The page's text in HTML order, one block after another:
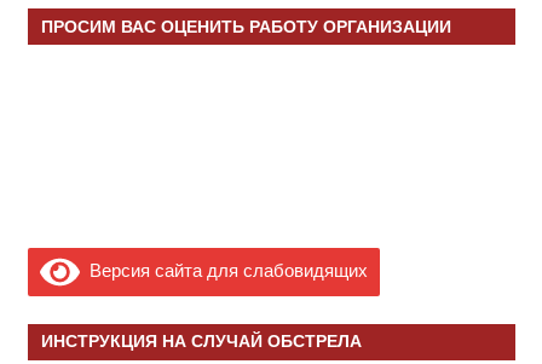
ПРОСИМ ВАС ОЦЕНИТЬ РАБОТУ ОРГАНИЗАЦИИ
Версия сайта для слабовидящих
ИНСТРУКЦИЯ НА СЛУЧАЙ ОБСТРЕЛА